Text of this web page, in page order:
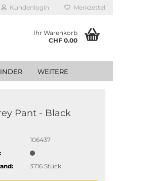
Kundenlogin Merkzettel
Ihr Warenkorb
CHF 0.00
WEITERE
Pant - Black
106437
3716Stück